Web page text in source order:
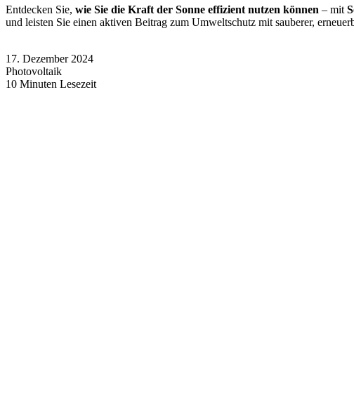
Entdecken Sie, wie Sie die Kraft der Sonne effizient nutzen können – mit
und leisten Sie einen aktiven Beitrag zum Umweltschutz mit sauberer,
17. Dezember 2024
Photovoltaik
10 Minuten Lesezeit